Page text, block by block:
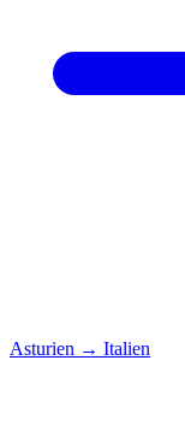
Asturien → Italien